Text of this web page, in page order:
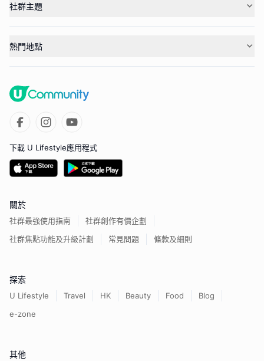
社群主題
熱門地點
下載 U Lifestyle應用程式
關於
社群最強使用指南
社群創作有價企劃
社群焦點功能及升級計劃
常見問題 條款及細則
探索
U Lifestyle Travel HK Beauty Food
Blog
e-zone
其他